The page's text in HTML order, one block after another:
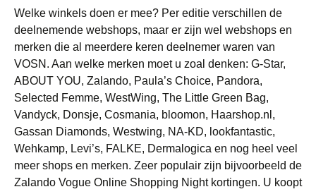
Welke winkels doen er mee? Per editie verschillen de
deelnemende webshops, maar er zijn wel webshops en
merken die al meerdere keren deelnemer waren van
VOSN. Aan welke merken moet u zoal denken: G-Star,
ABOUT YOU, Zalando, Paula’s Choice, Pandora,
Selected Femme, WestWing, The Little Green Bag,
Vandyck, Donsje, Cosmania, bloomon, Haarshop.nl,
Gassan Diamonds, Westwing, NA-KD, lookfantastic,
Wehkamp, Levi’s, FALKE, Dermalogica en nog heel veel
meer shops en merken. Zeer populair zijn bijvoorbeeld de
Zalando Vogue Online Shopping Night kortingen. U koopt